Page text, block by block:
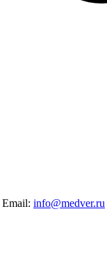
Email: info@medver.ru